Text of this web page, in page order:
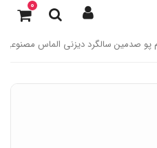
0
پو صدمین سالگرد دیزنی الماس مصنوعی